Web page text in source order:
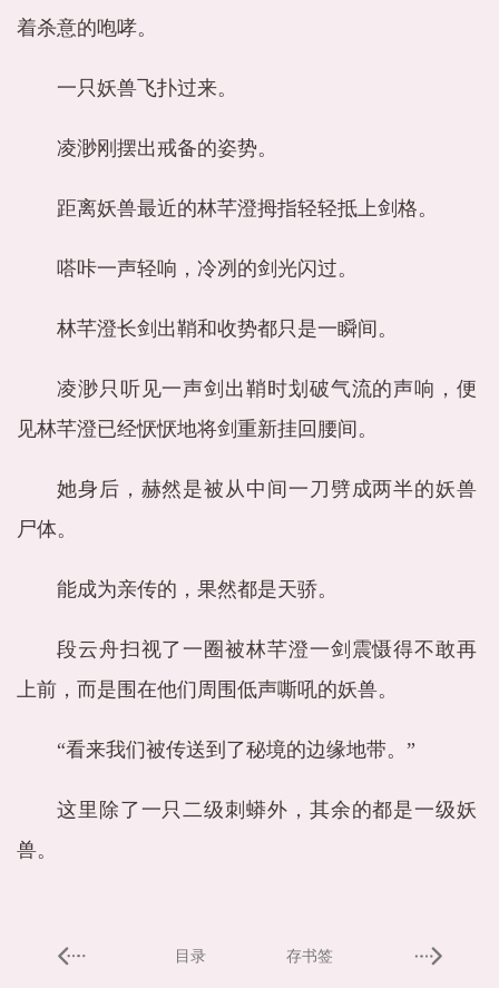
着杀意的咆哮。
一只妖兽飞扑过来。
凌渺刚摆出戒备的姿势。
距离妖兽最近的林芊澄拇指轻轻抵上剑格。
嗒咔一声轻响，冷冽的剑光闪过。
林芊澄长剑出鞘和收势都只是一瞬间。
凌渺只听见一声剑出鞘时划破气流的声响，便
见林芊澄已经恹恹地将剑重新挂回腰间。
她身后，赫然是被从中间一刀劈成两半的妖兽
尸体。
能成为亲传的，果然都是天骄。
段云舟扫视了一圈被林芊澄一剑震慑得不敢再
上前，而是围在他们周围低声嘶吼的妖兽。
“看来我们被传送到了秘境的边缘地带。”
这里除了一只二级刺蟒外，其余的都是一级妖
兽。
目录 存书签